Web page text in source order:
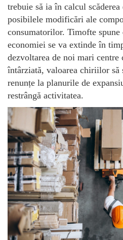
trebuie să ia în calcul
posibilele modificări ale
consumatorilor. Timofte spune
economiei se va extinde în
dezvoltarea de noi mari centre
întârziată, valoarea chiriilor să
renunțe la planurile de
restrângă activitatea.